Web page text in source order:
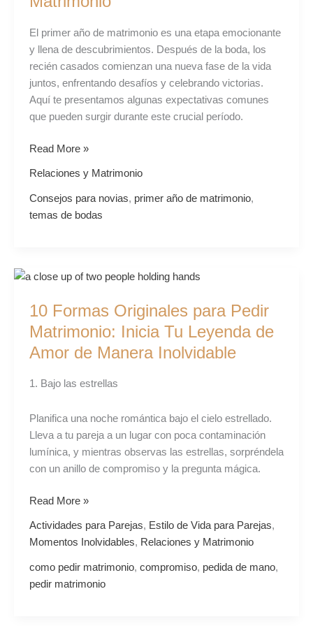
El primer año de matrimonio es una etapa emocionante
y llena de descubrimientos. Después de la boda, los
recién casados comienzan una nueva fase de la vida
juntos, enfrentando desafíos y celebrando victorias.
Aquí te presentamos algunas expectativas comunes
que pueden surgir durante este crucial período.
Read More »
Relaciones y Matrimonio
Consejos para novias, primer año de matrimonio,
temas de bodas
10 Formas Originales para Pedir
Matrimonio: Inicia Tu Leyenda de
Amor de Manera Inolvidable
1. Bajo las estrellas
Planifica una noche romántica bajo el cielo estrellado.
Lleva a tu pareja a un lugar con poca contaminación
lumínica, y mientras observas las estrellas, sorpréndela
con un anillo de compromiso y la pregunta mágica.
10
Originales
para
Matrimonio:
Read More »
Actividades para Parejas, Estilo de Vida para Parejas,
Momentos Inolvidables, Relaciones y Matrimonio
como pedir matrimonio, compromiso, pedida de mano,
pedir matrimonio